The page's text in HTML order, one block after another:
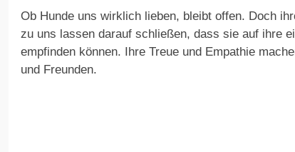
Ob Hunde uns wirklich lieben, bleibt offen. Doch
zu uns lassen darauf schließen, dass sie auf ihre
empfinden können. Ihre Treue und Empathie
und Freunden.